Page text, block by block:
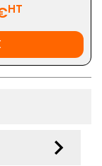
HT
keyboard_arrow_down